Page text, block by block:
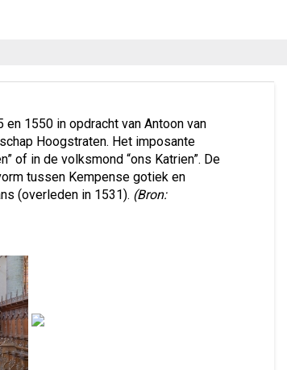
1550 in opdracht van Antoon van
Hoogstraten. Het imposante
of in de volksmond “ons Katrien”. De
tussen Kempense gotiek en
(overleden in 1531). (Bron: